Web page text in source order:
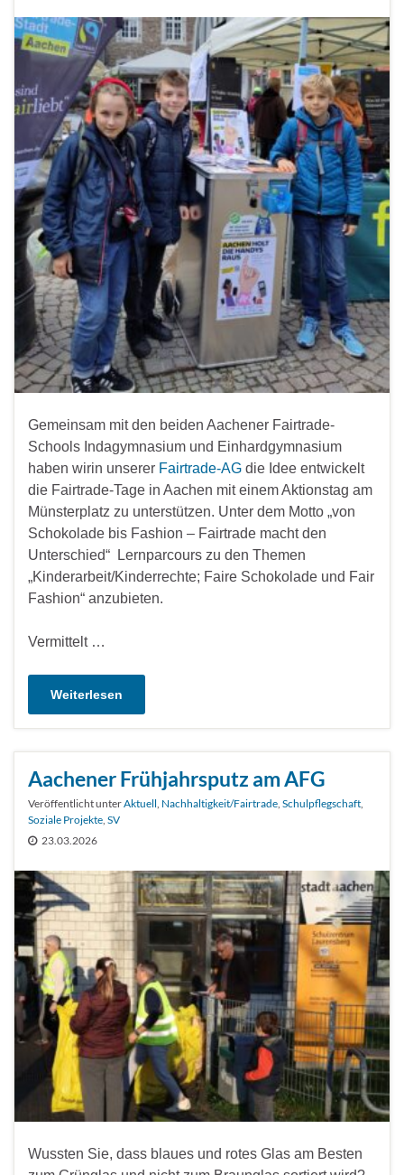
Gemeinsam mit den beiden Aachener Fairtrade-
Schools Indagymnasium und Einhardgymnasium
haben wirin unserer Fairtrade-AG die Idee entwickelt
die Fairtrade-Tage in Aachen mit einem Aktionstag am
Münsterplatz zu unterstützen. Unter dem Motto „von
Schokolade bis Fashion – Fairtrade macht den
Unterschied“ Lernparcours zu den Themen
„Kinderarbeit/Kinderrechte; Faire Schokolade und Fair
Fashion“ anzubieten.
Vermittelt …
Weiterlesen
Aachener Frühjahrsputz am AFG
Veröffentlicht unterAktuell, Nachhaltigkeit/Fairtrade, Schulpflegschaft,
Soziale Projekte, SV
23.03.2026
Wussten Sie, dass blaues und rotes Glas am Besten